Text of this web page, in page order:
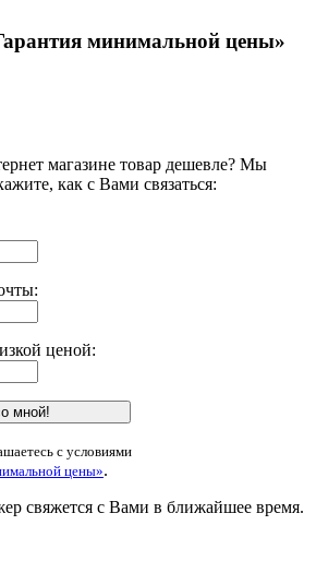
минимальной цены»
магазине товар дешевле? Мы
как с Вами связаться:
ценой:
мной!
с условиями
цены».
свяжется с Вами в ближайшее время.